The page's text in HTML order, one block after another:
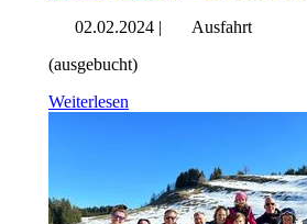
02.02.2024 |
Ausfahrt
(ausgebucht)
Weiterlesen